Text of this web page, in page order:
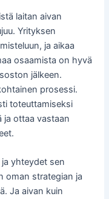
laitan aivan
Yrityksen
ja aikaa
osaamista on hyvä
jälkeen.
prosessi.
toteuttamiseksi
ja ottaa vastaan
yhteydet sen
oman strategian ja
Ja aivan kuin